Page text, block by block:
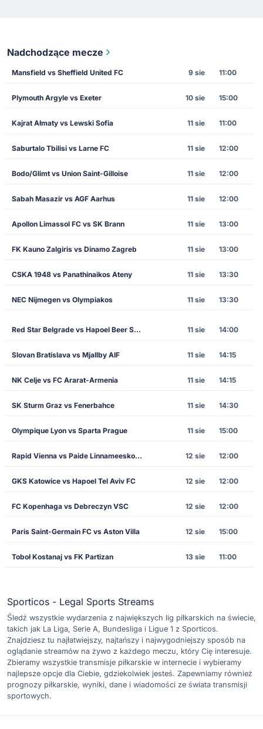
Nadchodzące mecze
Mansfield vs Sheffield United FC 9 sie 11:00
Plymouth Argyle vs Exeter 10 sie 15:00
Kajrat Ałmaty vs Lewski Sofia 11 sie 11:00
Saburtalo Tbilisi vs Larne FC 11 sie 12:00
Bodo/Glimt vs Union Saint-Gilloise 11 sie 12:00
Sabah Masazir vs AGF Aarhus 11 sie 12:00
Apollon Limassol FC vs SK Brann 11 sie 13:00
FK Kauno Zalgiris vs Dinamo Zagreb 11 sie 13:00
CSKA 1948 vs Panathinaikos Ateny 11 sie 13:30
NEC Nijmegen vs Olympiakos 11 sie 13:30
Red Star Belgrade vs Hapoel Beer Sheva 11 sie 14:00
Slovan Bratislava vs Mjallby AIF 11 sie 14:15
NK Celje vs FC Ararat-Armenia 11 sie 14:15
SK Sturm Graz vs Fenerbahce 11 sie 14:30
Olympique Lyon vs Sparta Prague 11 sie 15:00
Rapid Vienna vs Paide Linnameeskond 12 sie 12:00
GKS Katowice vs Hapoel Tel Aviv FC 12 sie 12:00
FC Kopenhaga vs Debreczyn VSC 12 sie 12:00
Paris Saint-Germain FC vs Aston Villa 12 sie 15:00
Toboł Kostanaj vs FK Partizan 13 sie 11:00
Sporticos - Legal Sports Streams
Śledź wszystkie wydarzenia z największych lig piłkarskich na świecie,
takich jak La Liga, Serie A, Bundesliga i Ligue 1 z Sporticos.
Znajdziesz tu najłatwiejszy, najtańszy i najwygodniejszy sposób na
oglądanie streamów na żywo z każdego meczu, który Cię interesuje.
Zbieramy wszystkie transmisje piłkarskie w internecie i wybieramy
najlepsze opcje dla Ciebie, gdziekolwiek jesteś. Zapewniamy również
prognozy piłkarskie, wyniki, dane i wiadomości ze świata transmisji
sportowych.